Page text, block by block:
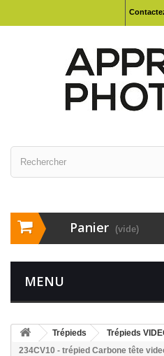
Panier (vide)
MENU
Trépieds Trépieds
234CV10 - trépied Carbone tête